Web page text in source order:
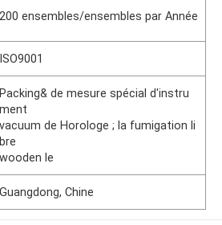
200 ensembles/ensembles par Année
ISO9001
Packing& de mesure spécial d'instru
ment
vacuum de Horologe ; la fumigation li
bre
wooden le
Guangdong, Chine